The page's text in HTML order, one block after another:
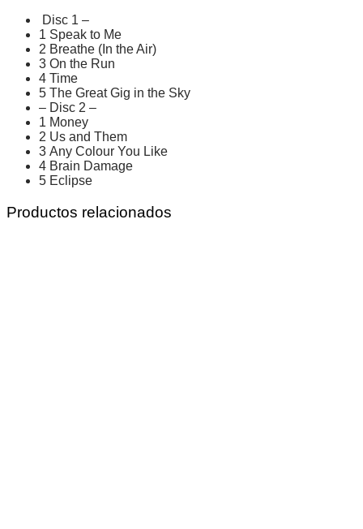
Disc 1 –
1 Speak to Me
2 Breathe (In the Air)
3 On the Run
4 Time
5 The Great Gig in the Sky
– Disc 2 –
1 Money
2 Us and Them
3 Any Colour You Like
4 Brain Damage
5 Eclipse
Productos relacionados